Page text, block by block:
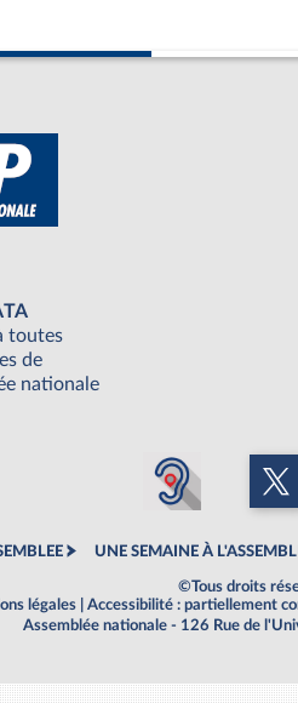
toutes
de
nationale
UNE SEMAINE À
©Tous droits
légales
Accessibilité : partiellement
Assemblée nationale - 126 Rue de